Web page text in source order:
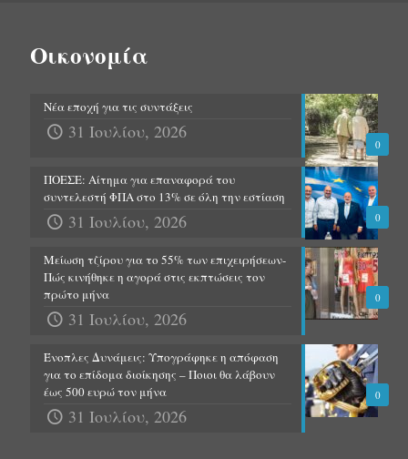
Οικονομία
0
Νέα εποχή για τις συντάξεις
31 Ιουλίου, 2026
0
ΠΟΕΣΕ: Αίτημα για επαναφορά του
συντελεστή ΦΠΑ στο 13% σε όλη την εστίαση
31 Ιουλίου, 2026
0
Μείωση τζίρου για το 55% των επιχειρήσεων-
Πώς κινήθηκε η αγορά στις εκπτώσεις τον
πρώτο μήνα
31 Ιουλίου, 2026
0
Ένοπλες Δυνάμεις: Υπογράφηκε η απόφαση
για το επίδομα διοίκησης – Ποιοι θα λάβουν
έως 500 ευρώ τον μήνα
31 Ιουλίου, 2026